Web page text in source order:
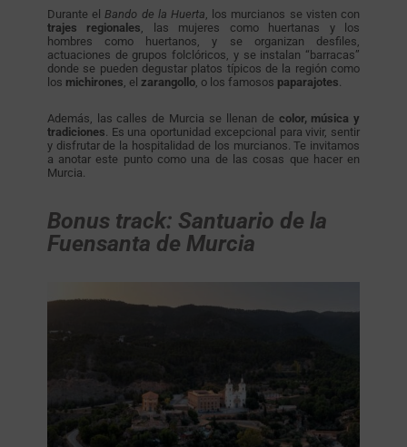
Durante el Bando de la Huerta , los murcianos se visten con
trajes regionales , las mujeres como huertanas y los
hombres como huertanos, y se organizan desfiles,
actuaciones de grupos folclóricos, y se instalan “barracas”
donde se pueden degustar platos típicos de la región como
los michirones , el zarangollo, o los famosos paparajotes
Además, las calles de Murcia se llenan de color, música y
tradiciones . Es una oportunidad excepcional para vivir, sentir
y disfrutar de la hospitalidad de los murcianos. Te invitamos
a anotar este punto como una de las cosas que hacer en
Murcia.
Bonus track: Santuario de la
Fuensanta de Murcia